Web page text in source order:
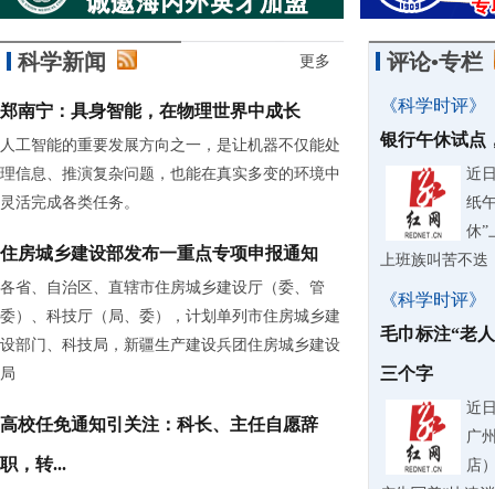
科学新闻 更多
郑南宁：具身智能，在物理世界中成长
人工智能的重要发展方向之一，是让机器不仅能处
理信息、推演复杂问题，也能在真实多变的环境中
灵活完成各类任务。
住房城乡建设部发布一重点专项申报通知
各省、自治区、直辖市住房城乡建设厅（委、管
委）、科技厅（局、委），计划单列市住房城乡建
设部门、科技局，新疆生产建设兵团住房城乡建设
局
高校任免通知引关注：科长、主任自愿辞
职，转...
评论•专栏
《科学时评》
银行午休试点
近
纸
休”
上班族叫苦不迭
《科学时评》
毛巾标注“老
三个字
近
广
店